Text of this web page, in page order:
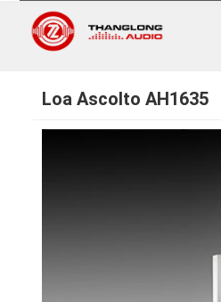
Loa Ascolto AH1635